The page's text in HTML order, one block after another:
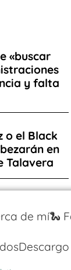
«buscar
y falta
o el Black
en
Talavera
de mí🐍